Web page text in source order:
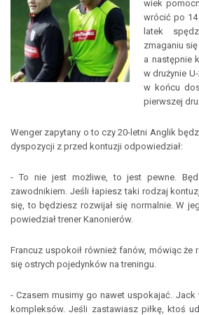
wiek
wrócić po 14
latek
zmaganiu
a następnie
w drużynie
w końcu
pierwszej
Wenger zapytany o to czy 20-letni Anglik
dyspozycji z przed kontuzji odpowiedział:
- To nie jest możliwe, to jest pewne.
zawodnikiem. Jeśli łapiesz taki rodzaj
się, to będziesz rozwijał się normalnie. W
powiedział trener Kanonierów.
Francuz uspokoił również fanów, mówiąc że
się ostrych pojedynków na treningu.
- Czasem musimy go nawet uspokajać. Jack
kompleksów. Jeśli zastawiasz piłkę, ktoś